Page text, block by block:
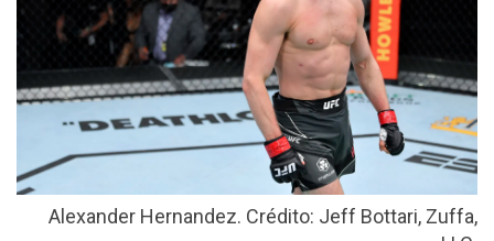
Alexander Hernandez. Crédito: Jeff Bottari, Zuffa,